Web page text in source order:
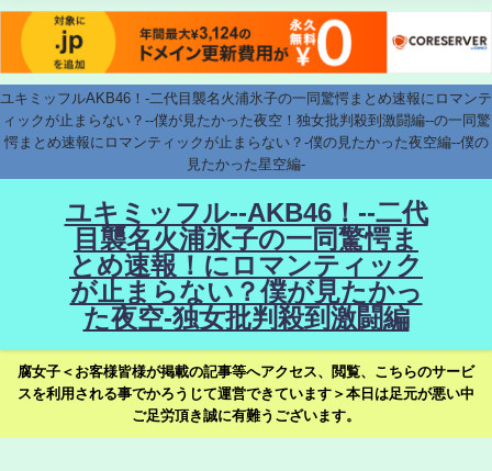
ユキミッフルAKB46！-二代目襲名火浦氷子の一同驚愕まとめ速報にロマンテ
ィックが止まらない？--僕が見たかった夜空！独女批判殺到激闘編--の一同驚
愕まとめ速報にロマンティックが止まらない？-僕の見たかった夜空編--僕の
見たかった星空編-
ユキミッフル--AKB46！--二代
目襲名火浦氷子の一同驚愕ま
とめ速報！にロマンティック
が止まらない？僕が見たかっ
た夜空-独女批判殺到激闘編
腐女子＜お客様皆様が掲載の記事等へアクセス、閲覧、こちらのサービ
スを利用される事でかろうじて運営できています＞本日は足元が悪い中
ご足労頂き誠に有難うございます。